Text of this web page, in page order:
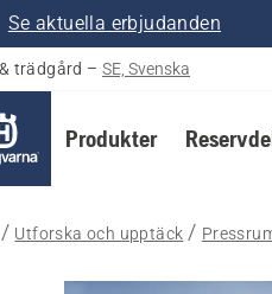
Se aktuella erbjudanden
trädgård – SE, Svenska
Produkter
Utforska och upptäck